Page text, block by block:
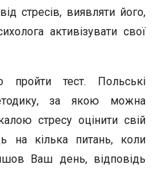
стресів, виявляти його,
активізувати свої
пройти тест. Польські
за якою можна
стресу оцінити свій
на кілька питань, коли
Ваш день, відповідь